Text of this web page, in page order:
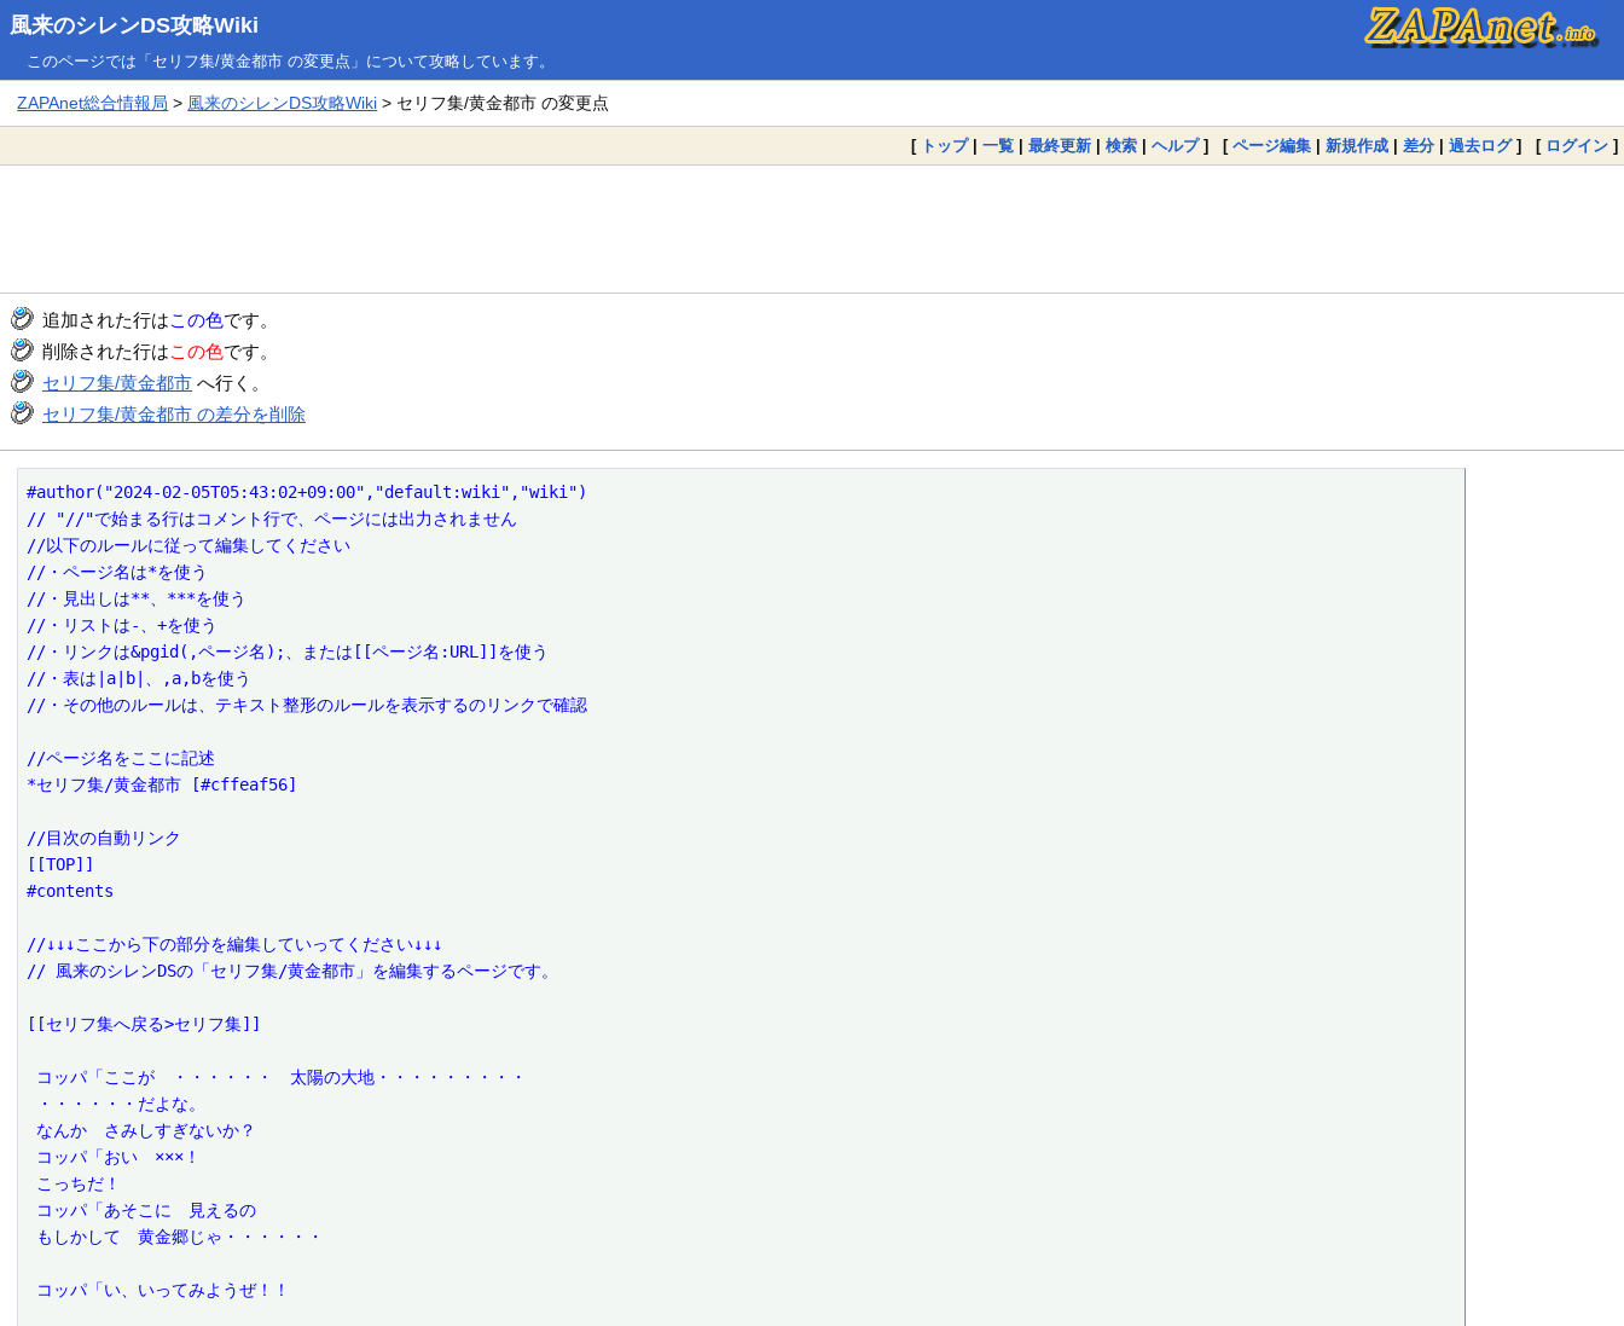
風来のシレンDS攻略Wiki
このページでは「セリフ集/黄金都市 の変更点」について攻略しています。
ZAPAnet総合情報局 > 風来のシレンDS攻略Wiki > セリフ集/黄金都市 の変更点
[ トップ| 一覧 | 最終更新 | 検索 | ヘルプ] [ ページ編集 | 新規作成 | 差分 | 過去ログ] [ ログイン ]
追加された行はこの色です。
削除された行はこの色です。
セリフ集/黄金都市 へ行く。
セリフ集/黄金都市 の差分を削除
#author("2024-02-05T05:43:02+09:00","default:wiki","wiki")
// "//"で始まる行はコメント行で、ページには出力されません
//以下のルールに従って編集してください
//・ページ名は*を使う
//・見出しは**、***を使う
//・リストは-、+を使う
//・リンクは&pgid(,ページ名);、または[[ページ名:URL]]を使う
//・表は|a|b|、,a,bを使う
//・その他のルールは、テキスト整形のルールを表示するのリンクで確認
//ページ名をここに記述
*セリフ集/黄金都市 [#cffeaf56]
//目次の自動リンク
[[TOP]]
#contents
//↓↓↓ここから下の部分を編集していってください↓↓↓
// 風来のシレンDSの「セリフ集/黄金都市」を編集するページです。
[[セリフ集へ戻る>セリフ集]]
コッパ「ここが　・・・・・・　太陽の大地・・・・・・・・・
・・・・・・だよな。
なんか　さみしすぎないか？
コッパ「おい　×××！
こっちだ！
コッパ「あそこに　見えるの
もしかして　黄金郷じゃ・・・・・・
コッパ「い、いってみようぜ！！